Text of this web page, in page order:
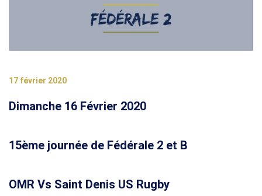
17 février 2020
Dimanche 16 Février 2020
15ème journée de Fédérale 2 et B
OMR Vs Saint Denis US Rugby